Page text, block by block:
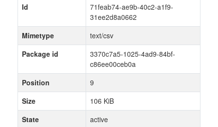
Id
71feab74-ae9b-40c2-a1f9-
31ee2d8a0662
Mimetype
text/csv
Package id
3370c7a5-1025-4ad9-84bf-
c86ee00ceb0a
Position
9
Size
106 KiB
State
active